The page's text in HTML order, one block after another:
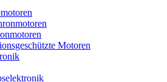
Motoren